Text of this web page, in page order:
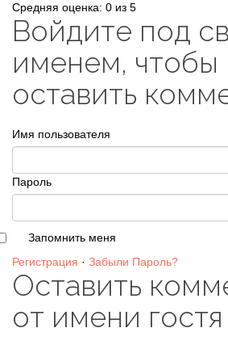
Средняя оценка: 0 из 5
Войдите под
именем, чтобы
оставить
Имя пользователя
Пароль
Запомнить меня
Регистрация · Забыли Пароль?
Оставить
от имени гостя